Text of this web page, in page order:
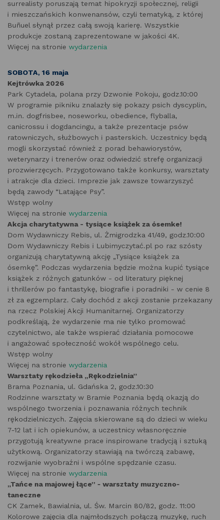
surrealisty poruszają temat hipokryzji społecznej, religii
i mieszczańskich konwenansów, czyli tematyką, z której
Buñuel słynął przez całą swoją karierę. Wszystkie
produkcje zostaną zaprezentowane w jakości 4K.
Więcej na stronie wydarzenia
SOBOTA, 16 maja
Kejtrówka 2026
Park Cytadela, polana przy Dzwonie Pokoju, godz.10:00
W programie pikniku znalazły się pokazy psich dyscyplin,
m.in. dogfrisbee, noseworku, obedience, flyballa,
canicrossu i dogdancingu, a także prezentacje psów
ratowniczych, służbowych i pasterskich. Uczestnicy będą
mogli skorzystać również z porad behawiorystów,
weterynarzy i trenerów oraz odwiedzić strefę organizacji
prozwierzęcych. Przygotowano także konkursy, warsztaty
i atrakcje dla dzieci. Imprezie jak zawsze towarzyszyć
będą zawody “Latające Psy”.
Wstęp wolny
Więcej na stronie wydarzenia
Akcja charytatywna - tysiące książek za ósemke!
Dom Wydawniczy Rebis, ul. Żmigrodzka 41/49, godz.10:00
Dom Wydawniczy Rebis i Lubimyczytać.pl po raz szósty
organizują charytatywną akcję „Tysiące książek za
ósemkę”. Podczas wydarzenia będzie można kupić tysiące
książek z różnych gatunków - od literatury pięknej
i thrillerów po fantastykę, biografie i poradniki - w cenie 8
zł za egzemplarz. Cały dochód z akcji zostanie przekazany
na rzecz Polskiej Akcji Humanitarnej. Organizatorzy
podkreślają, że wydarzenie ma nie tylko promować
czytelnictwo, ale także wspierać działania pomocowe
i angażować społeczność wokół wspólnego celu.
Wstęp wolny
Więcej na stronie wydarzenia
Warsztaty rękodzieła „Rękodzielnia”
Brama Poznania, ul. Gdańska 2, godz.10:30
Rodzinne warsztaty w Bramie Poznania będą okazją do
wspólnego tworzenia i poznawania różnych technik
rękodzielniczych. Zajęcia skierowane są do dzieci w wieku
7-12 lat i ich opiekunów, a uczestnicy własnoręcznie
przygotują kreatywne prace inspirowane tradycją i sztuką
użytkową. Organizatorzy stawiają na twórczą zabawę,
rozwijanie wyobraźni i wspólne spędzanie czasu.
Więcej na stronie wydarzenia
„Tańce na majowej łące” - warsztaty muzyczno-
taneczne
CK Zamek, Bawialnia, ul. Św. Marcin 80/82, godz. 11:00
Kolorowe zajęcia dla najmłodszych połączą muzykę, ruch